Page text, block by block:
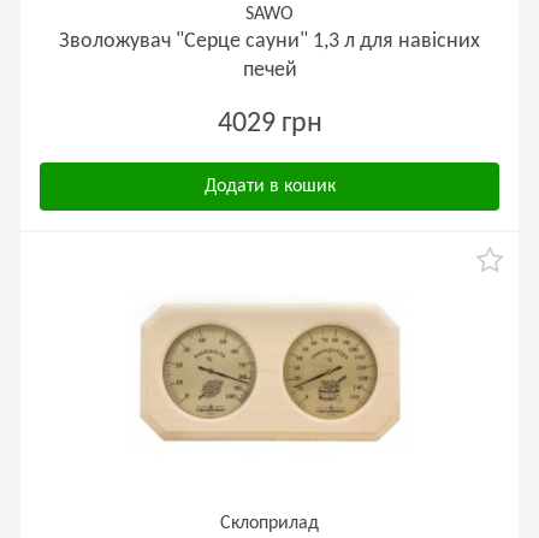
SAWO
Зволожувач "Серце сауни" 1,3 л для навісних
печей
4029 грн
Додати в кошик
Склоприлад